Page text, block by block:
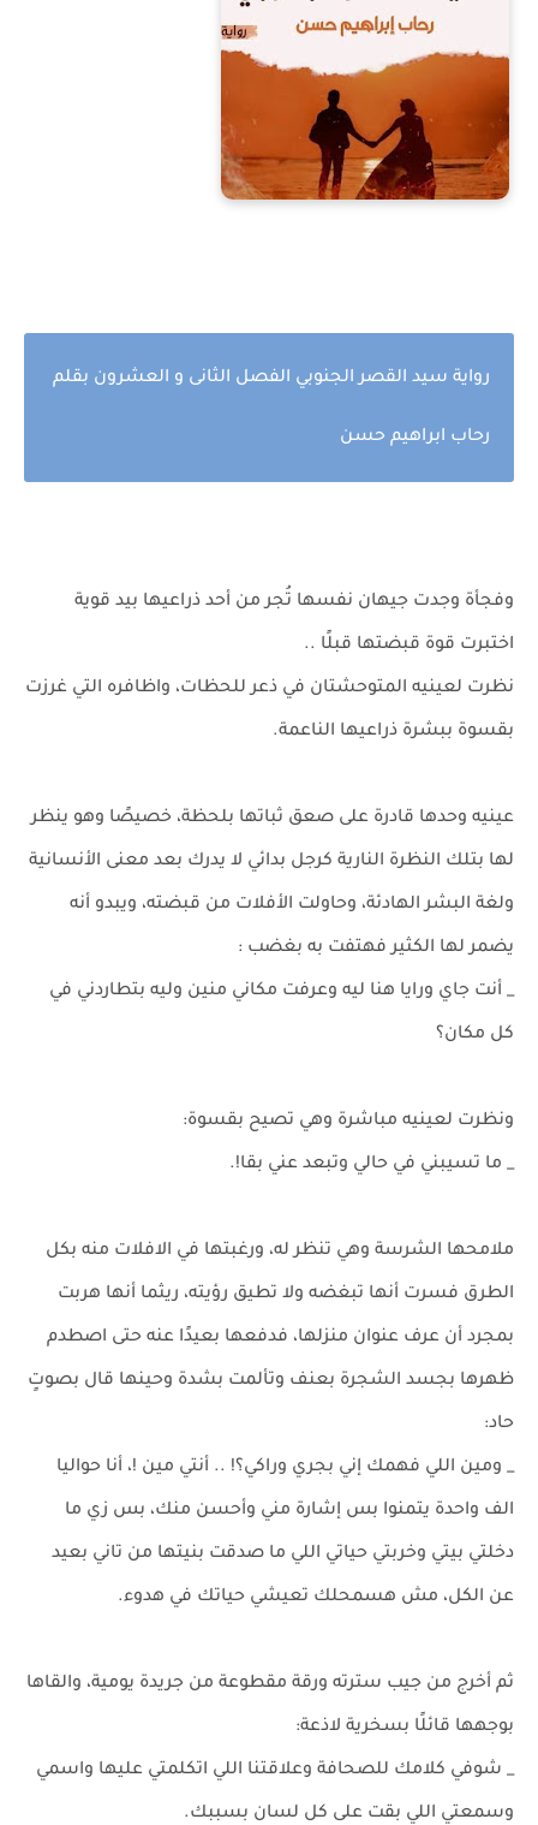
رواية سيد القصر الجنوبي الفصل الثانى و العشرون بقلم
رحاب ابراهيم حسن
وفجأة وجدت جيهان نفسها تُجر من أحد ذراعيها بيد قوية
اختبرت قوة قبضتها قبلًا ..
نظرت لعينيه المتوحشتان في ذعر للحظات، واظافره التي غرزت
بقسوة ببشرة ذراعيها الناعمة.
عينيه وحدها قادرة على صعق ثباتها بلحظة، خصيصًا وهو ينظر
لها بتلك النظرة النارية كرجل بدائي لا يدرك بعد معنى الأنسانية
ولغة البشر الهادئة، وحاولت الأفلات من قبضته، ويبدو أنه
يضمر لها الكثير فهتفت به بغضب :
_ أنت جاي ورايا هنا ليه وعرفت مكاني منين وليه بتطاردني في
كل مكان؟
ونظرت لعينيه مباشرة وهي تصيح بقسوة:
_ ما تسيبني في حالي وتبعد عني بقا!.
ملامحها الشرسة وهي تنظر له، ورغبتها في الافلات منه بكل
الطرق فسرت أنها تبغضه ولا تطيق رؤيته، ريثما أنها هربت
بمجرد أن عرف عنوان منزلها، فدفعها بعيدًا عنه حتى اصطدم
ظهرها بجسد الشجرة بعنف وتألمت بشدة وحينها قال بصوتٍ
حاد:
_ ومين اللي فهمك إني بجري وراكي؟! .. أنتي مين !، أنا حواليا
الف واحدة يتمنوا بس إشارة مني وأحسن منك، بس زي ما
دخلتي بيتي وخربتي حياتي اللي ما صدقت بنيتها من تاني بعيد
عن الكل، مش هسمحلك تعيشي حياتك في هدوء.
ثم أخرج من جيب سترته ورقة مقطوعة من جريدة يومية، والقاها
بوجهها قائلًا بسخرية لاذعة:
_ شوفي كلامك للصحافة وعلاقتنا اللي اتكلمتي عليها واسمي
وسمعتي اللي بقت على كل لسان بسببك.